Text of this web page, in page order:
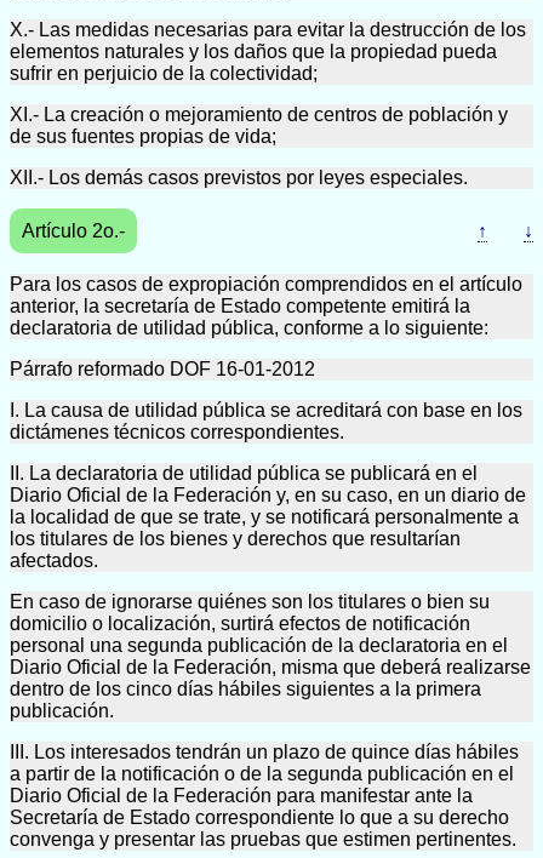
X.- Las medidas necesarias para evitar la destrucción de los
elementos naturales y los daños que la propiedad pueda
sufrir en perjuicio de la colectividad;
XI.- La creación o mejoramiento de centros de población y
de sus fuentes propias de vida;
XII.- Los demás casos previstos por leyes especiales.
Artículo 2o.- ↑ ↓
Para los casos de expropiación comprendidos en el artículo
anterior, la secretaría de Estado competente emitirá la
declaratoria de utilidad pública, conforme a lo siguiente:
Párrafo reformado DOF 16-01-2012
I. La causa de utilidad pública se acreditará con base en los
dictámenes técnicos correspondientes.
II. La declaratoria de utilidad pública se publicará en el
Diario Oficial de la Federación y, en su caso, en un diario de
la localidad de que se trate, y se notificará personalmente a
los titulares de los bienes y derechos que resultarían
afectados.
En caso de ignorarse quiénes son los titulares o bien su
domicilio o localización, surtirá efectos de notificación
personal una segunda publicación de la declaratoria en el
Diario Oficial de la Federación, misma que deberá realizarse
dentro de los cinco días hábiles siguientes a la primera
publicación.
III. Los interesados tendrán un plazo de quince días hábiles
a partir de la notificación o de la segunda publicación en el
Diario Oficial de la Federación para manifestar ante la
Secretaría de Estado correspondiente lo que a su derecho
convenga y presentar las pruebas que estimen pertinentes.